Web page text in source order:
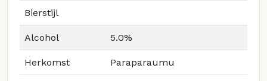
Bierstijl
Alcohol 5.0%
Herkomst Paraparaumu